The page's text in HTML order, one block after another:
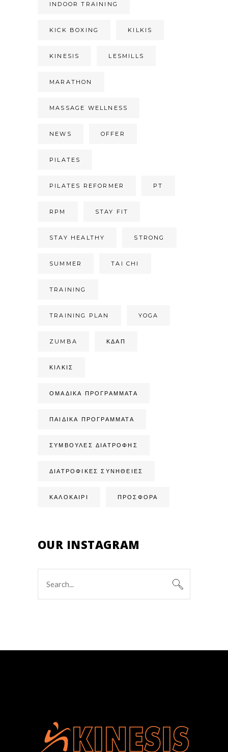
INDOOR TRAINING
KICK BOXING KILKIS
KINESIS LESMILLS
MARATHON
MASSAGE WELLNESS
NEWS OFFER
PILATES
PILATES REFORMER PT
RPM STAY FIT
STAY HEALTHY STRONG
SUMMER TAI CHI
TRAINING
TRAINING PLAN YOGA
ZUMBA ΚΔΑΠ
ΚΙΛΚΊΣ
ΟΜΑΔΙΚΆ ΠΡΟΓΡΆΜΜΑΤΑ
ΠΑΙΔΙΚΆ ΠΡΟΓΡΆΜΜΑΤΑ
ΣΥΜΒΟΥΛΈΣ ΔΙΑΤΡΟΦΉΣ
ΔΙΑΤΡΟΦΙΚΈΣ ΣΥΝΉΘΕΙΕΣ
ΚΑΛΟΚΑΙΡΙ ΠΡΟΣΦΟΡΑ
OUR INSTAGRAM
for: